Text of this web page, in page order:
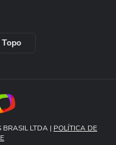
LTDA | POLÍTICA DE